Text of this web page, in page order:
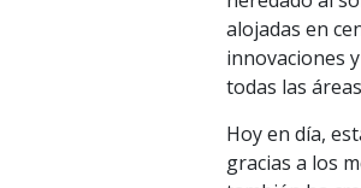
alojadas en
innovaciones
todas las
Hoy en día,
gracias a los